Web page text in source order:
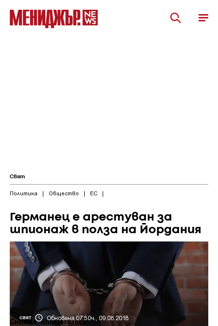
Свят
Политика | Общество | ЕС |
Германец е арестуван за
шпионаж в полза на Йордания
СВЯТ Обновена 07:50ч., 09.08.2018
Снимка: Shutterstock